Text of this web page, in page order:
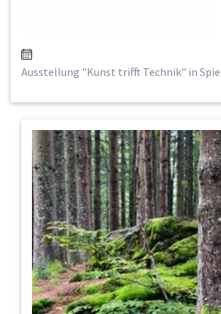
Ausstellung "Kunst trifft Technik" in